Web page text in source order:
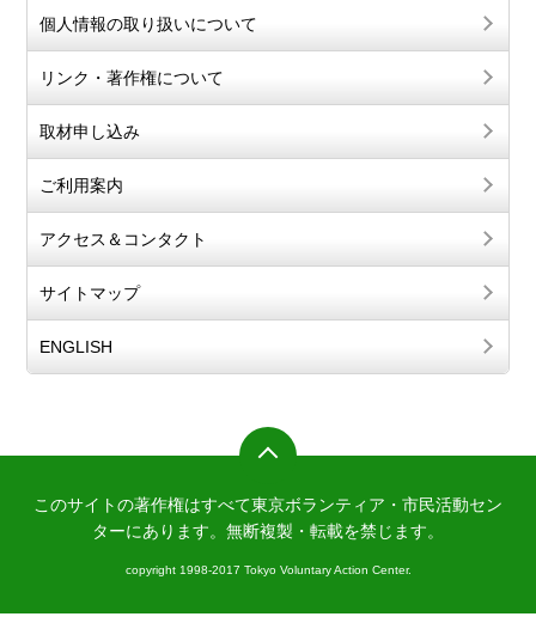
個人情報の取り扱いについて
リンク・著作権について
取材申し込み
ご利用案内
アクセス＆コンタクト
サイトマップ
ENGLISH
このサイトの著作権はすべて東京ボランティア・市民活動セン
ターにあります。 無断複製・転載を禁じます。
copyright 1998-2017 Tokyo Voluntary Action Center.